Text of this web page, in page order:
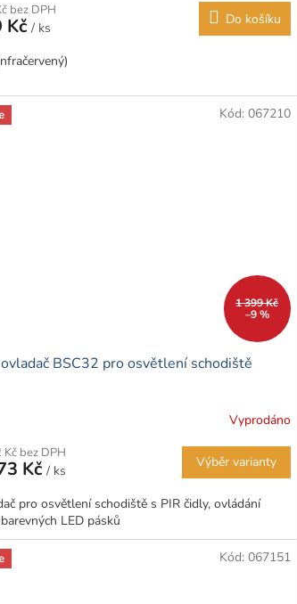
bez DPH
Kč/ ks
Do košíku
1 399 Kč
–9 %
BSC32 pro osvětlení schodiště
Vyprodáno
bez DPH
Kč/ ks
Výběr varianty
pro osvětlení schodiště s PIR čidly, ovládání
LED pásků
Kód: 067210
Kód: 067151